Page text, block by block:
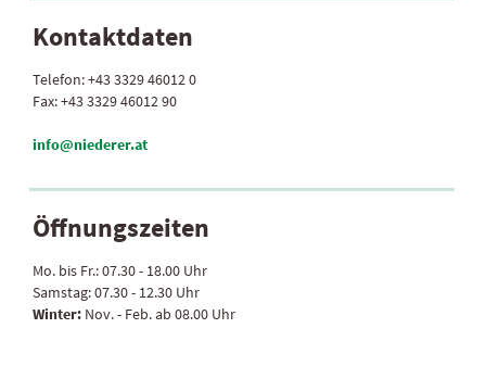
Kontaktdaten
Telefon:+43 3329 46012 0
Fax:+43 3329 46012 90
info@niederer.at
Öffnungszeiten
Mo. bis Fr.:07.30 - 18.00 Uhr
Samstag:07.30 - 12.30 Uhr
Winter: Nov. - Feb. ab 08.00 Uhr